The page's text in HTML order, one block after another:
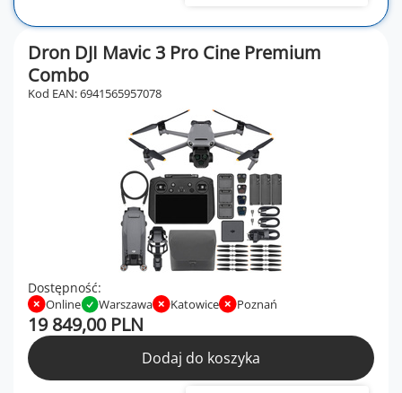
Dron DJI Mavic 3 Pro Cine Premium
Combo
Kod EAN: 6941565957078
Dostępność:
Online Warszawa Katowice Poznań
19 849,00 PLN
Dodaj do koszyka